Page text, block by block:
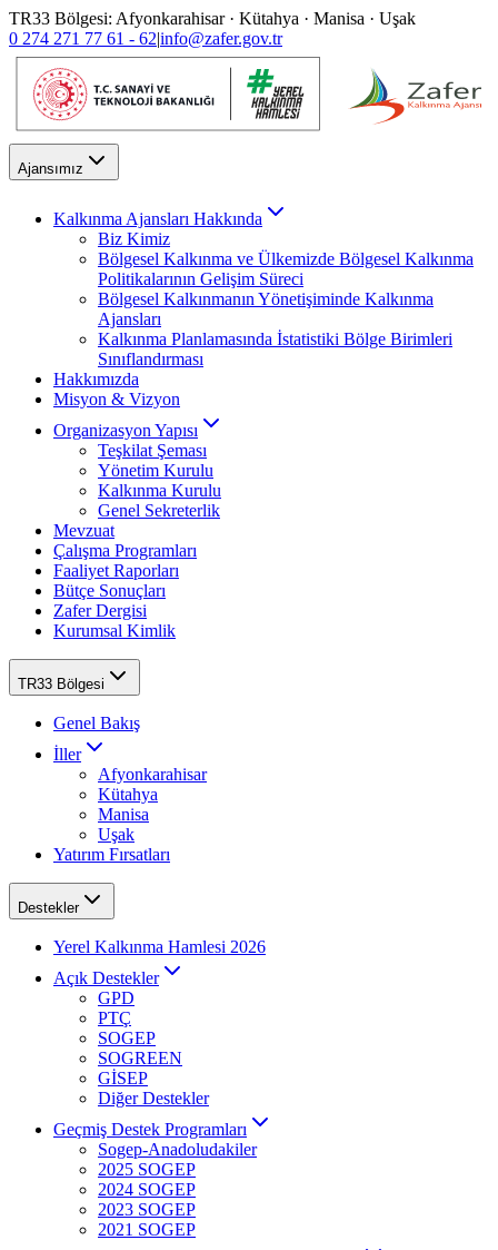
TR33 Bölgesi: Afyonkarahisar · Kütahya · Manisa · Uşak
0 274 271 77 61 - 62|info@zafer.gov.tr
Ajansımız
Kalkınma Ajansları Hakkında
Biz Kimiz
Bölgesel Kalkınma ve Ülkemizde Bölgesel Kalkınma
Politikalarının Gelişim Süreci
Bölgesel Kalkınmanın Yönetişiminde Kalkınma
Ajansları
Kalkınma Planlamasında İstatistiki Bölge Birimleri
Sınıflandırması
Hakkımızda
Misyon & Vizyon
Organizasyon Yapısı
Teşkilat Şeması
Yönetim Kurulu
Kalkınma Kurulu
Genel Sekreterlik
Mevzuat
Çalışma Programları
Faaliyet Raporları
Bütçe Sonuçları
Zafer Dergisi
Kurumsal Kimlik
TR33 Bölgesi
Genel Bakış
İller
Afyonkarahisar
Kütahya
Manisa
Uşak
Yatırım Fırsatları
Destekler
Yerel Kalkınma Hamlesi 2026
Açık Destekler
GPD
PTÇ
SOGEP
SOGREEN
GİSEP
Diğer Destekler
Geçmiş Destek Programları
Sogep-Anadoludakiler
2025 SOGEP
2024 SOGEP
2023 SOGEP
2021 SOGEP